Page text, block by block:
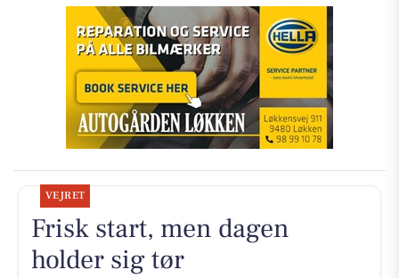
VEJRET
Frisk start, men dagen
holder sig tør